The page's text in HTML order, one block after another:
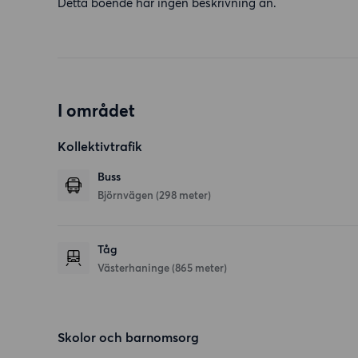
I området
Kollektivtrafik
Buss
Björnvägen (298 meter)
Tåg
Västerhaninge (865 meter)
Skolor och barnomsorg